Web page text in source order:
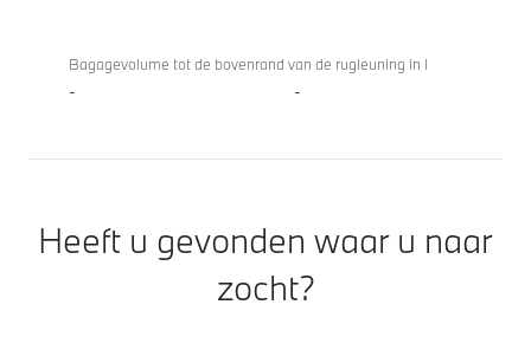
Bagagevolume tot de bovenrand van de rugleuning in l
- -
Heeft u gevonden waar u naar
zocht?